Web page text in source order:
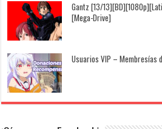
Gantz [13/
[Mega-Drive]
Usuarios VIP – Membresías